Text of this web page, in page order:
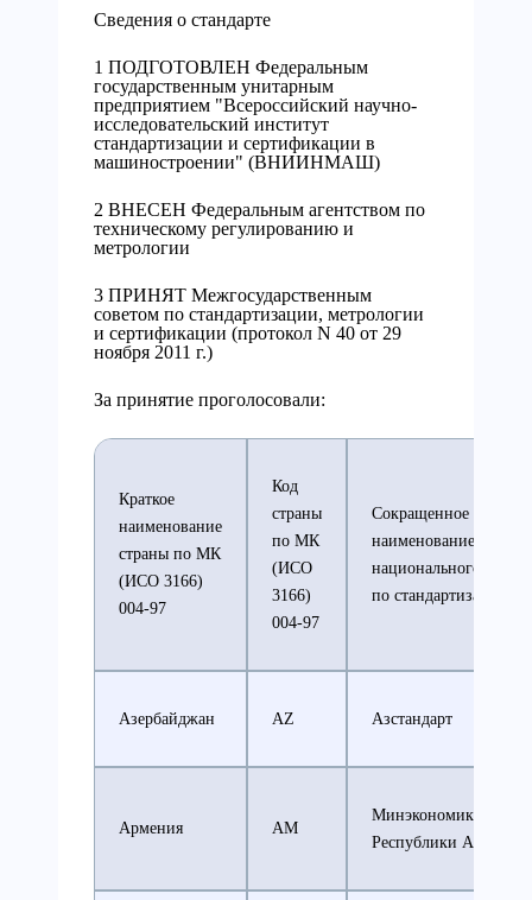
Сведения о стандарте
1 ПОДГОТОВЛЕН Федеральным
государственным унитарным
предприятием "Всероссийский научно-
исследовательский институт
стандартизации и сертификации в
машиностроении" (ВНИИНМАШ)
2 ВНЕСЕН Федеральным агентством по
техническому регулированию и
метрологии
3 ПРИНЯТ Межгосударственным
советом по стандартизации, метрологии
и сертификации (протокол N 40 от 29
ноября 2011 г.)
За принятие проголосовали:
Краткое
наименование
страны по МК
(ИСО 3166)
004-97
Код
страны
по МК
(ИСО
3166)
004-97
Сокращенное
наименование
национального органа
по стандартизации
Азербайджан AZ Азстандарт
Армения AM
Минэкономики
Республики Армения